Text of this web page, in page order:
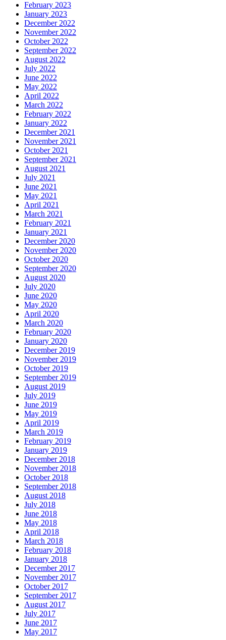
February 2023
January 2023
December 2022
November 2022
October 2022
September 2022
August 2022
July 2022
June 2022
May 2022
April 2022
March 2022
February 2022
January 2022
December 2021
November 2021
October 2021
September 2021
August 2021
July 2021
June 2021
May 2021
April 2021
March 2021
February 2021
January 2021
December 2020
November 2020
October 2020
September 2020
August 2020
July 2020
June 2020
May 2020
April 2020
March 2020
February 2020
January 2020
December 2019
November 2019
October 2019
September 2019
August 2019
July 2019
June 2019
May 2019
April 2019
March 2019
February 2019
January 2019
December 2018
November 2018
October 2018
September 2018
August 2018
July 2018
June 2018
May 2018
April 2018
March 2018
February 2018
January 2018
December 2017
November 2017
October 2017
September 2017
August 2017
July 2017
June 2017
May 2017